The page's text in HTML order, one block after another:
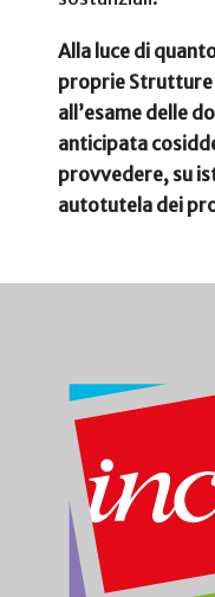
Alla luce di
proprie
all’esame delle
anticipata
provvedere, su
autotutela dei